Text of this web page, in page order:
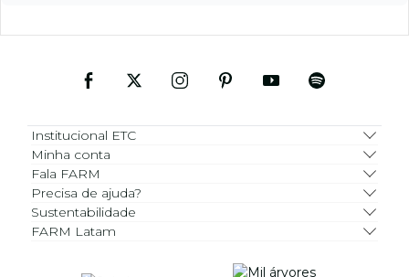
Institucional ETC
Minha conta
Fala FARM
Precisa de ajuda?
Sustentabilidade
FARM Latam